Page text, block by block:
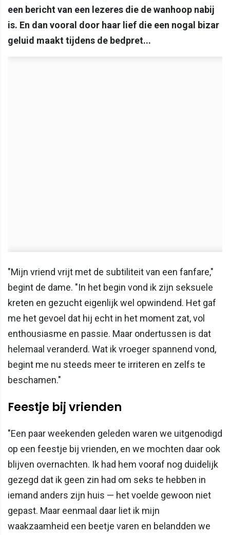
een bericht van een lezeres die de wanhoop nabij
is. En dan vooral door haar lief die een nogal bizar
geluid maakt tijdens de bedpret...
"Mijn vriend vrijt met de subtiliteit van een fanfare,"
begint de dame. "In het begin vond ik zijn seksuele
kreten en gezucht eigenlijk wel opwindend. Het gaf
me het gevoel dat hij echt in het moment zat, vol
enthousiasme en passie. Maar ondertussen is dat
helemaal veranderd. Wat ik vroeger spannend vond,
begint me nu steeds meer te irriteren en zelfs te
beschamen."
Feestje bij vrienden
"Een paar weekenden geleden waren we uitgenodigd
op een feestje bij vrienden, en we mochten daar ook
blijven overnachten. Ik had hem vooraf nog duidelijk
gezegd dat ik geen zin had om seks te hebben in
iemand anders zijn huis — het voelde gewoon niet
gepast. Maar eenmaal daar liet ik mijn
waakzaamheid een beetje varen en belandden we